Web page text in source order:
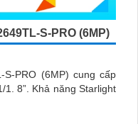
S-PRO (6MP)
S-PRO (6MP) cung cấp